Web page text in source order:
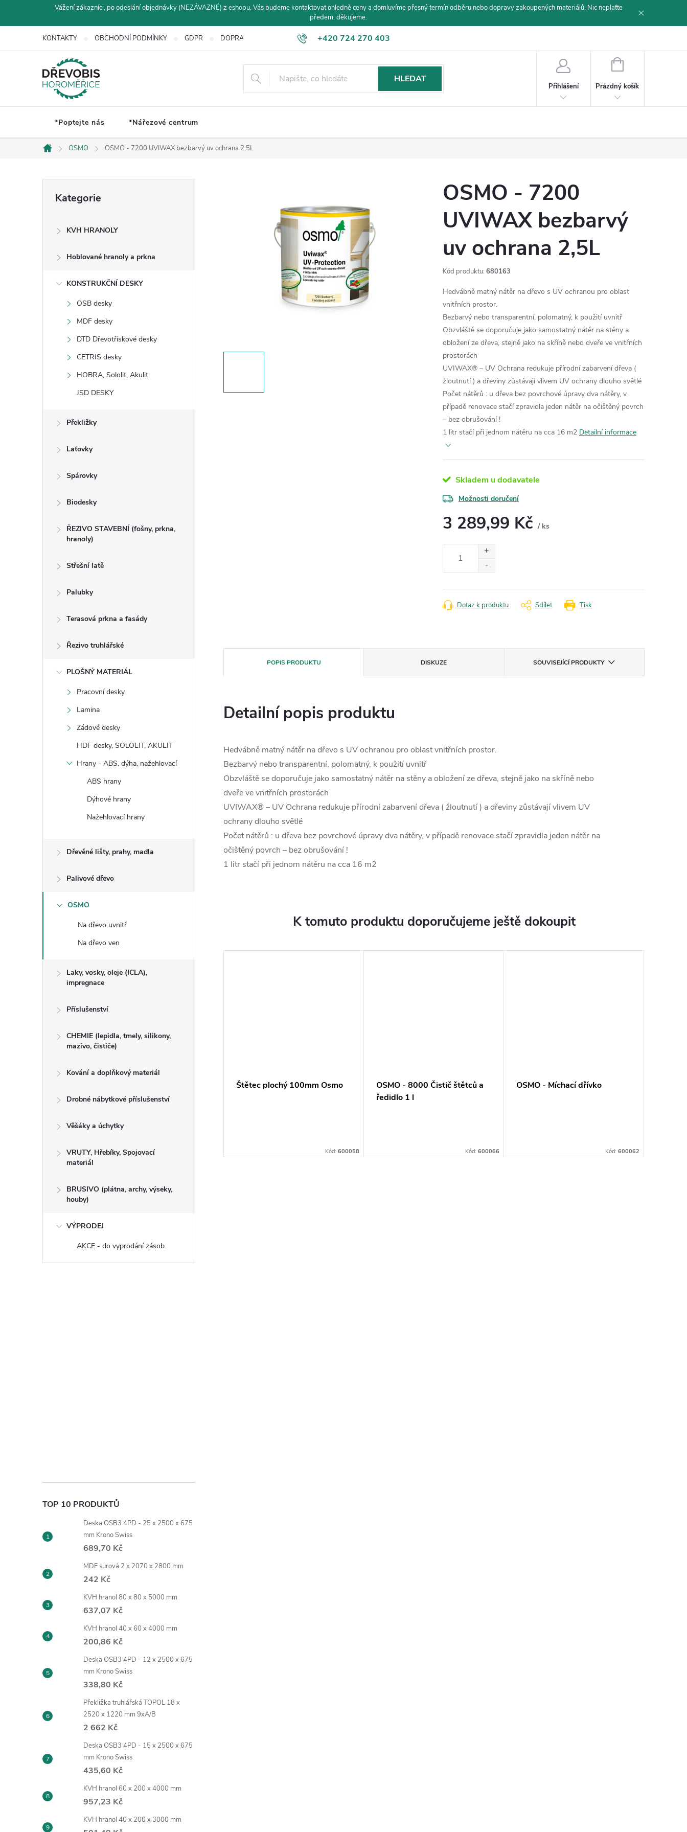
Vážení zákazníci, po odeslání objednávky (NEZÁVAZNÉ) z eshopu, Vás budeme kontaktovat ohledně ceny a domluvíme přesný termín odběru nebo dopravy zakoupených materiálů. Nic neplaťte
předem, děkujeme.
+420 724 270 403
KONTAKTY OBCHODNÍ PODMÍNKY GDPR DOPRAVA A PLATBA
HLEDAT
Přihlášení
NÁKUPNÍ
Prázdný košík
*Poptejte nás *Nářezové centrum
Domů
OSMO OSMO - 7200 UVIWAX bezbarvý uv ochrana 2,5L
kategorie
Kategorie
KVH HRANOLY
Hoblované hranoly a prkna
KONSTRUKČNÍ DESKY
OSB desky
MDF desky
DTD Dřevotřískové desky
CETRIS desky
HOBRA, Sololit, Akulit
JSD DESKY
Překližky
Laťovky
Spárovky
Biodesky
ŘEZIVO STAVEBNÍ (fošny, prkna,
hranoly)
Střešní latě
Palubky
Terasová prkna a fasády
Řezivo truhlářské
PLOŠNÝ MATERIÁL
Pracovní desky
Lamina
Zádové desky
HDF desky, SOLOLIT, AKULIT
Hrany - ABS, dýha, nažehlovací
ABS hrany
Dýhové hrany
Nažehlovací hrany
Dřevěné lišty, prahy, madla
Palivové dřevo
OSMO
Na dřevo uvnitř
Na dřevo ven
Laky, vosky, oleje (ICLA),
impregnace
Příslušenství
CHEMIE (lepidla, tmely, silikony,
mazivo, čističe)
Kování a doplňkový materiál
Drobné nábytkové příslušenství
Věšáky a úchytky
VRUTY, Hřebíky, Spojovací
materiál
BRUSIVO (plátna, archy, výseky,
houby)
VÝPRODEJ
AKCE - do vyprodání zásob
TOP 10 PRODUKTŮ
Deska OSB3 4PD - 25 x 2500 x 675
mm Krono Swiss
689,70 Kč
MDF surová 2 x 2070 x 2800 mm
242 Kč
KVH hranol 80 x 80 x 5000 mm
637,07 Kč
KVH hranol 40 x 60 x 4000 mm
200,86 Kč
Deska OSB3 4PD - 12 x 2500 x 675
mm Krono Swiss
338,80 Kč
Překližka truhlářská TOPOL 18 x
2520 x 1220 mm 9xA/B
2 662 Kč
Deska OSB3 4PD - 15 x 2500 x 675
mm Krono Swiss
435,60 Kč
KVH hranol 60 x 200 x 4000 mm
957,23 Kč
KVH hranol 40 x 200 x 3000 mm
OSMO - 7200
UVIWAX bezbarvý
uv ochrana 2,5L
Kód produktu: 680163
Hedvábně matný nátěr na dřevo s UV ochranou pro oblast
vnitřních prostor.
Bezbarvý nebo transparentní, polomatný, k použití uvnitř
Obzvláště se doporučuje jako samostatný nátěr na stěny a
obložení ze dřeva, stejně jako na skříně nebo dveře ve vnitřních
prostorách
UVIWAX® – UV Ochrana redukuje přírodní zabarvení dřeva (
žloutnutí ) a dřeviny zůstávají vlivem UV ochrany dlouho světlé
Počet nátěrů : u dřeva bez povrchové úpravy dva nátěry, v
případě renovace stačí zpravidla jeden nátěr na očištěný povrch
– bez obrušování !
1 litr stačí při jednom nátěru na cca 16 m2 Detailní informace
Skladem u dodavatele
Možnosti doručení
3 289,99 Kč / ks
Tisk
Dotaz k produktu Sdílet
POPIS PRODUKTU DISKUZE SOUVISEJÍCÍ PRODUKTY
Detailní popis produktu
Hedvábně matný nátěr na dřevo s UV ochranou pro oblast vnitřních prostor.
Bezbarvý nebo transparentní, polomatný, k použití uvnitř
Obzvláště se doporučuje jako samostatný nátěr na stěny a obložení ze dřeva, stejně jako na skříně nebo
dveře ve vnitřních prostorách
UVIWAX® – UV Ochrana redukuje přírodní zabarvení dřeva ( žloutnutí ) a dřeviny zůstávají vlivem UV
ochrany dlouho světlé
Počet nátěrů : u dřeva bez povrchové úpravy dva nátěry, v případě renovace stačí zpravidla jeden nátěr na
očištěný povrch – bez obrušování !
1 litr stačí při jednom nátěru na cca 16 m2
K tomuto produktu doporučujeme ještě dokoupit
Štětec plochý 100mm Osmo
Kód: 600058
OSMO - 8000 Čistič štětců a
ředidlo 1 l
Kód: 600066
OSMO - Míchací dřívko
Kód: 600062